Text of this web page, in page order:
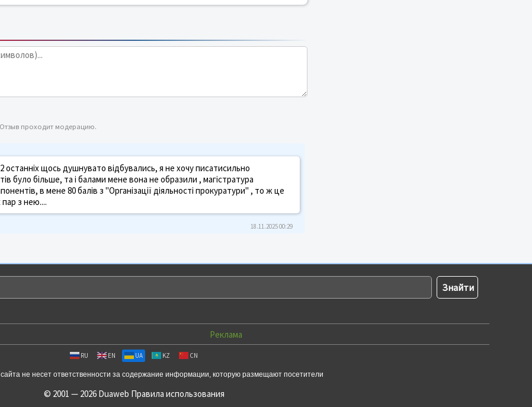
проходит модерацию.
останніх щось душнувато відбувались, я не хочу писатисильно
було більше, та і балами мене вона не образили , магістратура
в мене 80 балів з "Організації діяльності прокуратури" , то ж це
пар з нею....
18.11.2025 00:29
Реклама
RU EN UA KZ CN
не несет ответственности за содержание информации, которую размещают посетители
© 2001 — 2026 Duaweb Правила использования